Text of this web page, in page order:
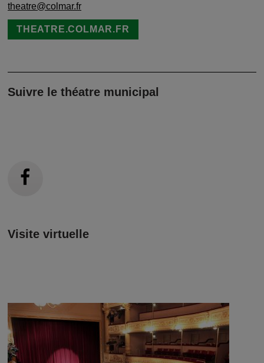
theatre@colmar.fr
THEATRE.COLMAR.FR
Suivre le théatre municipal
Visite virtuelle